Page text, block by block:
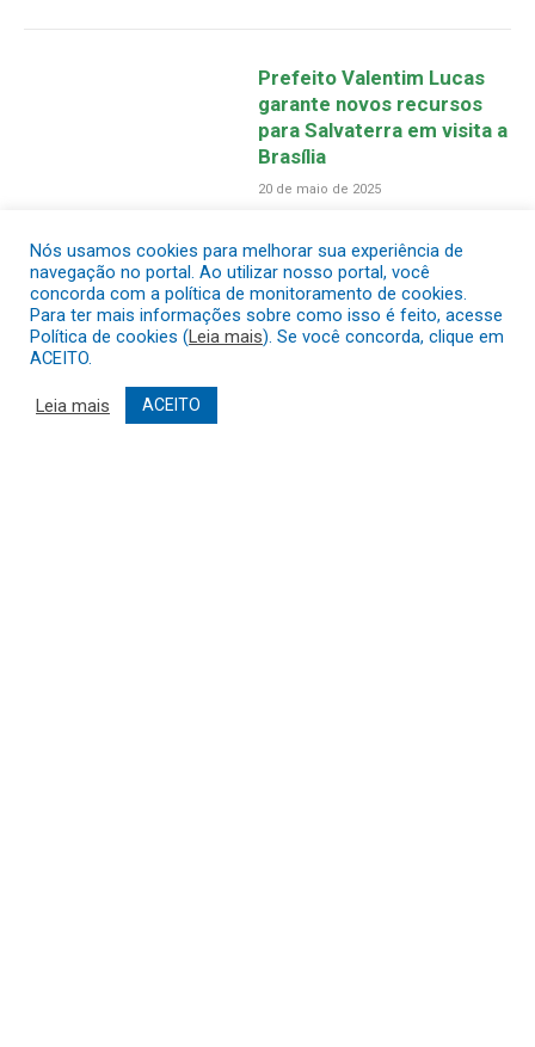
Prefeito Valentim Lucas
garante novos recursos
para Salvaterra em visita a
Brasília
20 de maio de 2025
Nós usamos cookies para melhorar sua experiência de
navegação no portal. Ao utilizar nosso portal, você
concorda com a política de monitoramento de cookies.
Para ter mais informações sobre como isso é feito, acesse
Política de cookies (Leia mais). Se você concorda, clique em
ACEITO.
Leia mais ACEITO